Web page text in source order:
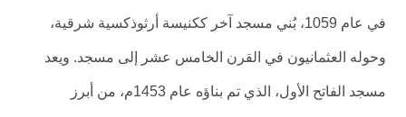
في عام 1059، بُني مسجد آخر ككنيسة أرثوذكسية شرقية،
وحوله العثمانيون في القرن الخامس عشر إلى مسجد. ويعد
مسجد الفاتح الأول، الذي تم بناؤه عام 1453م، من أبرز